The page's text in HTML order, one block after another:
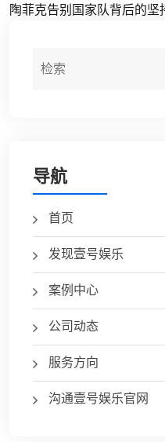
陶菲克告别国家队背后的
导航
首页
发现壹号娱乐
案例中心
公司动态
服务方向
沟通壹号娱乐官网